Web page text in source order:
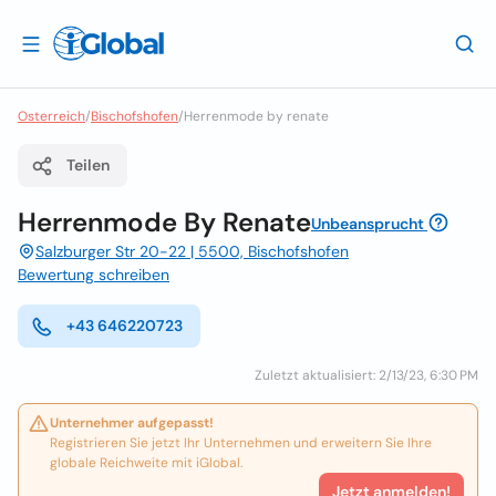
Osterreich/Bischofshofen/Herrenmode by renate
Teilen
Herrenmode By RenateUnbeansprucht
Salzburger Str 20-22 | 5500, Bischofshofen
Bewertung schreiben
+43 646220723
Zuletzt aktualisiert: 2/13/23, 6:30 PM
Unternehmer aufgepasst!
Registrieren Sie jetzt Ihr Unternehmen und erweitern Sie Ihre
globale Reichweite mit iGlobal.
Jetzt anmelden!